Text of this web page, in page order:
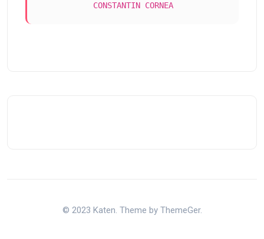
CONSTANTIN CORNEA
© 2023 Katen. Theme by ThemeGer.